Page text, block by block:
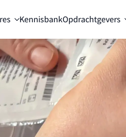
KennisbankOpdrachtgevers